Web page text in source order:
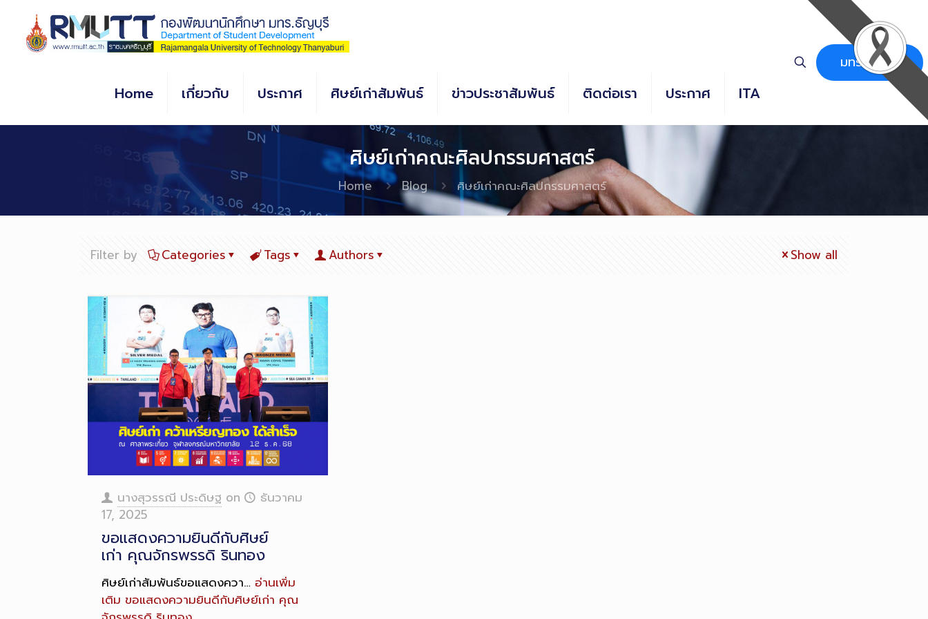
Content
Home เกี่ยวกับ ประกาศ ศิษย์เก่าสัมพันธ์ ข่าวประชาสัมพันธ์ ติดต่อเรา ประกาศ ITA
มทร.ธัญบุรี
ศิษย์เก่าคณะศิลปกรรมศาสตร์
Home Blog ศิษย์เก่าคณะศิลปกรรมศาสตร์
Filter by Categories Tags Authors Show all
นางสุวรรณี ประดิษฐ on
ธันวาคม
17, 2025
ขอแสดงความยินดีกับศิษย์
เก่า คุณจักรพรรดิ รินทอง
ศิษย์เก่าสัมพันธ์ขอแสดงควา… อ่านเพิ่ม
เติม ขอแสดงความยินดีกับศิษย์เก่า คุณ